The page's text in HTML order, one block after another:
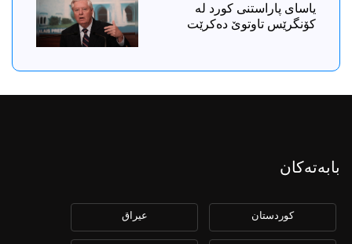
ياسای پاراستنی کورد لە
کۆنگرێس تاوتوێ دەکرێت
بابەتەکان
كوردستان عیراق